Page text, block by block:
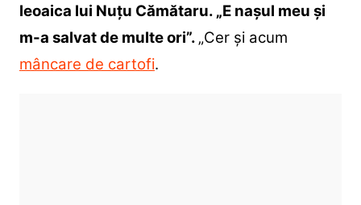
leoaica lui Nuțu Cămătaru. „E nașul meu și
m-a salvat de multe ori”. „Cer și acum
mâncare de cartofi.